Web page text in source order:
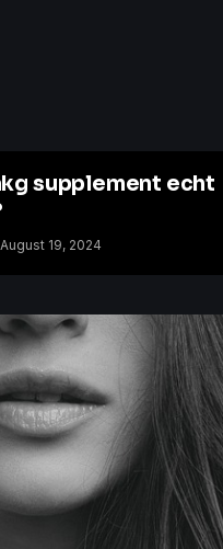
supplement echt
August 19, 2024